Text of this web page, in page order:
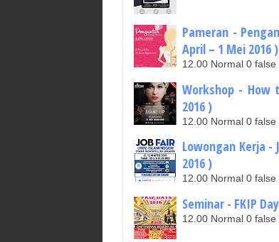
Pameran -
April – 1 Mei 2016 )
12.00 Normal 0
Workshop - How
2016 )
12.00 Normal 0 false
Lowongan Kerja -
2016 )
12.00 Normal 0
Seminar - FKIP
12.00 Normal 0 false